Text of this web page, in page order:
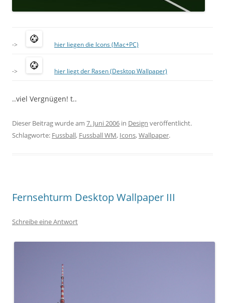
-> hier liegen die Icons (Mac+PC)
-> hier liegt der Rasen (Desktop Wallpaper)
..viel Vergnügen! t..
Dieser Beitrag wurde am 7. Juni 2006 in Design veröffentlicht.
Schlagworte: Fussball, Fussball WM, Icons,Wallpaper.
Fernsehturm Desktop Wallpaper III
Schreibe eine Antwort